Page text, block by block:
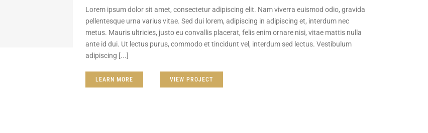
Lorem ipsum dolor sit amet, consectetur adipiscing elit. Nam viverra euismod odio, gravida
pellentesque urna varius vitae. Sed dui lorem, adipiscing in adipiscing et, interdum nec
metus. Mauris ultricies, justo eu convallis placerat, felis enim ornare nisi, vitae mattis nulla
ante id dui. Ut lectus purus, commodo et tincidunt vel, interdum sed lectus. Vestibulum
adipiscing [...]
LEARN MORE VIEW PROJECT